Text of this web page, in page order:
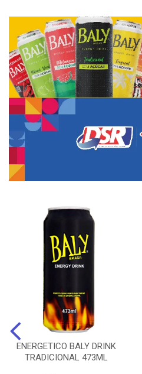
ENERGETICO BALY DRINK
TRADICIONAL 473ML